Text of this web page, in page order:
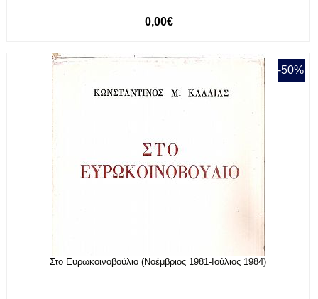
0,00€
-50%
Στο Ευρωκοινοβούλιο (Νοέμβριος 1981-Ιούλιος 1984)